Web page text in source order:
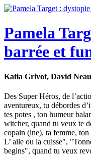
Pamela
barrée et
Katia Grivot, David
Des Super Héros, de
aventureux, tu débordes
tes potes , ton humeur
witcher, quand tu veux te
copain (ine), ta femme,
L’ aile ou la cuisse",
begins", quand tu veux